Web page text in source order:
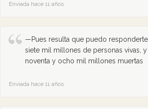
Enviada hace 11 años
—Pues resulta que puedo
siete mil millones de personas vivas,
noventa y ocho mil millones muertas
Enviada hace 11 años